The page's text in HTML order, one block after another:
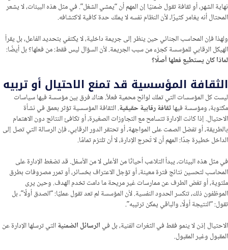
نهاية الشهر، أو ثقافة تقول ضمنيًا إن المهم أن “يمشي الشغل”. في مثل هذه البيئات، لا يشعر
المحتال أنه يغامر كثيرًا، لأن النظام نفسه لا يملك حدة كافية لاكتشافه.
ولهذا فإن المحاسب الجنائي حين ينظر إلى جريمة داخلية، لا يكتفي بتحديد الفاعل، بل يقرأ
الهيكل الرقابي للمؤسسة كجزء من سبب الجريمة. لأن السؤال ليس فقط: من فعلها؟ بل أيضًا:
لماذا كان يستطيع فعلها أصلًا؟
الثقافة المؤسسية قد تمنع الاحتيال أو تربيه
ليست كل المؤسسات التي تملك لوائح محمية فعلاً. هناك فرق بين مؤسسة فيها سياسات
مكتوبة، ومؤسسة فيهاثقافة رقابية حقيقية. الثقافة المؤسسية تؤثر بعمق في نشأة
الاحتيال. إذا كانت الإدارة تتسامح مع التجاوزات الصغيرة، أو تكافئ النتائج دون الاهتمام
بالطريقة، أو تفضل الصمت على المواجهة، أو تحتقر الدور الرقابي، فإن الرسالة التي تصل إلى
الداخل خطيرة جدًا: المهم أن لا تُحرج الإدارة، لا أن تلتزم تمامًا.
في مثل هذه البيئات، يبدأ التلاعب أحيانًا من الأعلى لا من الأسفل. قد تضغط الإدارة على
المحاسب لتحسين نتائج فترة معينة، أو تؤجل الاعتراف بخسائر، أو تمرر مصروفات بطرق
ملتوية، أو تغض الطرف عن ممارسات غير مريحة ما دامت تخدم الهدف. وحين يرى
الموظفون ذلك، تنكسر الحدود النفسية. لأن المؤسسة لم تعد تقول عمليًا: “الصدق أولًا”، بل
تقول: “النتيجة أولًا، والباقي يمكن ترتيبه”.
الاحتيال إذن لا ينمو فقط في الثغرات الفنية، بل في الرسائل الضمنيةالتي ترسلها الإدارة عن
المقبول وغير المقبول.